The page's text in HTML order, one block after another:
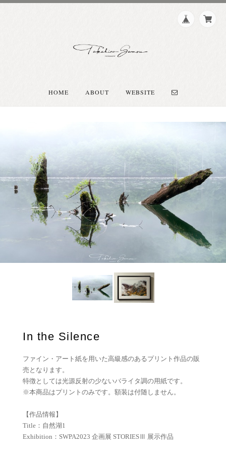
HOME ABOUT WEBSITE
In the Silence
ファイン・アート紙を用いた高級感のあるプリント作品の販
売となります。
特徴としては光源反射の少ないバライタ調の用紙です。
※本商品はプリントのみです。額装は付随しません。
【作品情報】
Title：自然湖1
Exhibition：SWPA2023 企画展 STORIESⅢ 展示作品